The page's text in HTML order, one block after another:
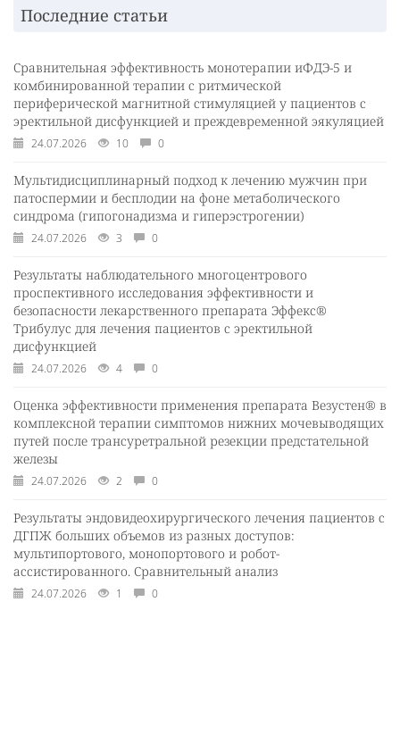
Последние статьи
Сравнительная эффективность монотерапии иФДЭ-5 и
комбинированной терапии с ритмической
периферической магнитной стимуляцией у пациентов с
эректильной дисфункцией и преждевременной эякуляцией
24.07.2026 10 0
Мультидисциплинарный подход к лечению мужчин при
патоспермии и бесплодии на фоне метаболического
синдрома (гипогонадизма и гиперэстрогении)
24.07.2026 3 0
Результаты наблюдательного многоцентрового
проспективного исследования эффективности и
безопасности лекарственного препарата Эффекс®
Трибулус для лечения пациентов с эректильной
дисфункцией
24.07.2026 4 0
Оценка эффективности применения препарата Везустен® в
комплексной терапии симптомов нижних мочевыводящих
путей после трансуретральной резекции предстательной
железы
24.07.2026 2 0
Результаты эндовидеохирургического лечения пациентов с
ДГПЖ больших объемов из разных доступов:
мультипортового, монопортового и робот-
ассистированного. Сравнительный анализ
24.07.2026 1 0